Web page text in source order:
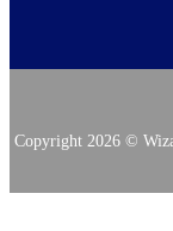
Copyright 2026 ©